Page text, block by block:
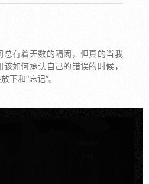
总有着无数的隔阂，但真的当我
如何承认自己的错误的时候，
下和“忘记”。